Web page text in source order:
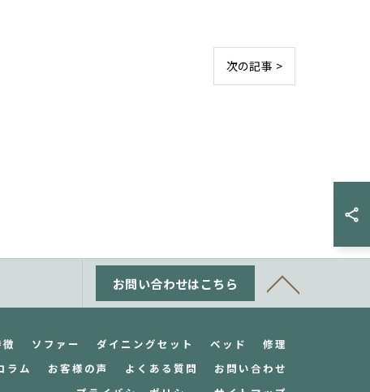
次の記事 >
お問い合わせはこちら
ソファー ダイニングセット ベッド
修理
ラム お客様の声 よくある質問
お問い合わせ